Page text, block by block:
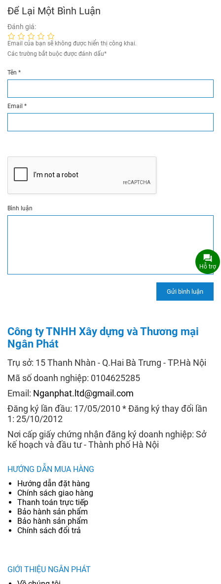
Để Lại Một Bình Luận
Đánh giá:
Email của bạn sẽ không được hiển thị công khai.
Các trường bắt buộc được đánh dấu*
Tên *
Email *
Bình luận
Công ty TNHH Xây dựng và Thương mại
Ngân Phát
Trụ sở: 15 Thanh Nhàn - Q.Hai Bà Trưng - TP.Hà Nội
Mã số doanh nghiệp: 0104625285
Email: Nganphat.ltd@gmail.com
Đăng ký lần đầu: 17/05/2010 * Đăng ký thay đổi lần
1: 25/10/2012
Nơi cấp giấy chứng nhận đăng ký doanh nghiệp: Sở
kế hoạch và đầu tư - Thành phố Hà Nội
HƯỚNG DẪN MUA HÀNG
Hướng dẫn đặt hàng
Chính sách giao hàng
Thanh toán trực tiếp
Bảo hành sản phẩm
Bảo hành sản phẩm
Chính sách đổi trả
GIỚI THIỆU NGÂN PHÁT
Hỗ trợ